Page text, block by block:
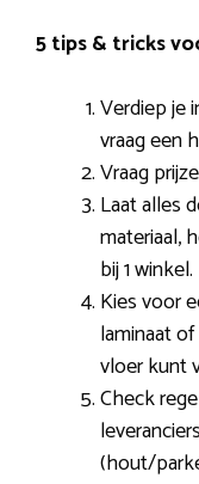
5 tips & tricks
Verdiep je
vraag een
Vraag
Laat alles
materiaal,
bij 1 winkel.
Kies voor
laminaat
vloer kunt
Check
(hout/